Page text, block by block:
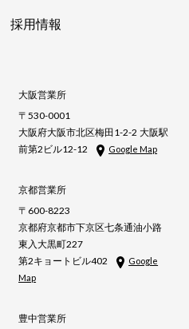
採用情報
大阪営業所
〒530-0001
大阪府大阪市北区梅田1-2-2 大阪駅
前第2ビル12-12
Google Map
京都営業所
〒600-8223
京都府京都市下京区七条通油小路
東入大黒町227
第2キョートビル402
Google
Map
豊中営業所